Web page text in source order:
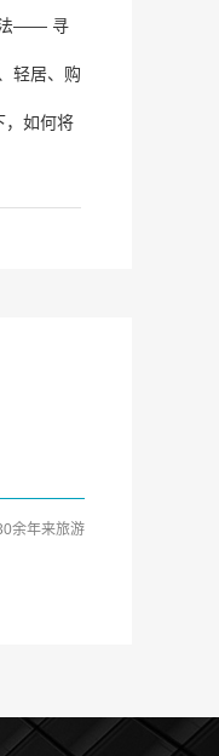
法—— 寻
轻居、购
，如何将
余年来旅游